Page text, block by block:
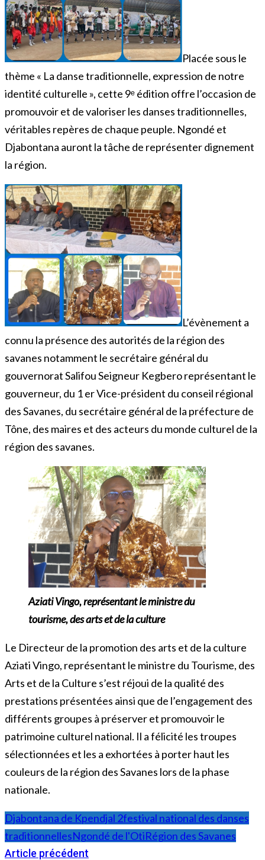
Placée sous le
thème « La danse traditionnelle, expression de notre
identité culturelle », cette 9ᵉ édition offre l’occasion de
promouvoir et de valoriser les danses traditionnelles,
véritables repères de chaque peuple. Ngondé et
Djabontana auront la tâche de représenter dignement
la région.
L’évènement a
connu la présence des autorités de la région des
savanes notamment le secrétaire général du
gouvernorat Salifou Seigneur Kegbero représentant le
gouverneur, du 1 er Vice-président du conseil régional
des Savanes, du secrétaire général de la préfecture de
Tône, des maires et des acteurs du monde culturel de la
région des savanes.
Aziati Vingo, représentant le ministre du
tourisme, des arts et de la culture
Le Directeur de la promotion des arts et de la culture
Aziati Vingo, représentant le ministre du Tourisme, des
Arts et de la Culture s’est réjoui de la qualité des
prestations présentées ainsi que de l’engagement des
différents groupes à préserver et promouvoir le
patrimoine culturel national. Il a félicité les troupes
sélectionnées et les a exhortées à porter haut les
couleurs de la région des Savanes lors de la phase
nationale.
Djabontana de Kpendjal 2festival national des danses
traditionnellesNgondé de l'OtiRégion des Savanes
Article précédent